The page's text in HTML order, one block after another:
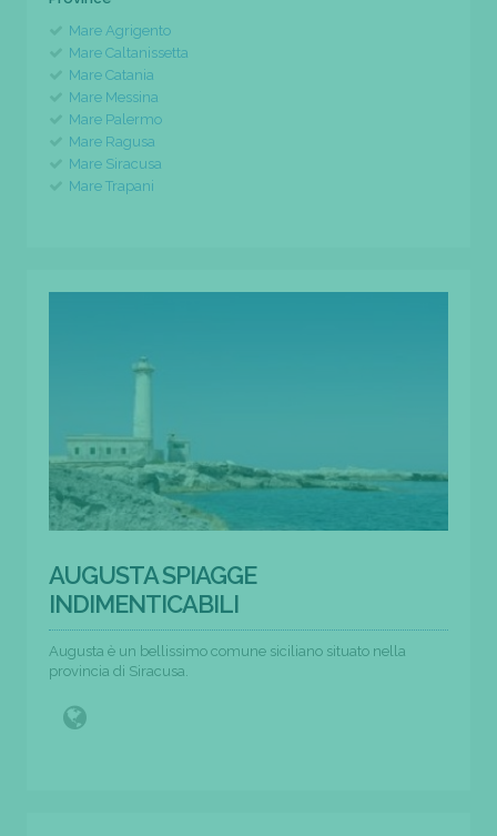
Mare Agrigento
Mare Caltanissetta
Mare Catania
Mare Messina
Mare Palermo
Mare Ragusa
Mare Siracusa
Mare Trapani
AUGUSTA SPIAGGE
INDIMENTICABILI
Augusta è un bellissimo comune siciliano situato nella
provincia di Siracusa.